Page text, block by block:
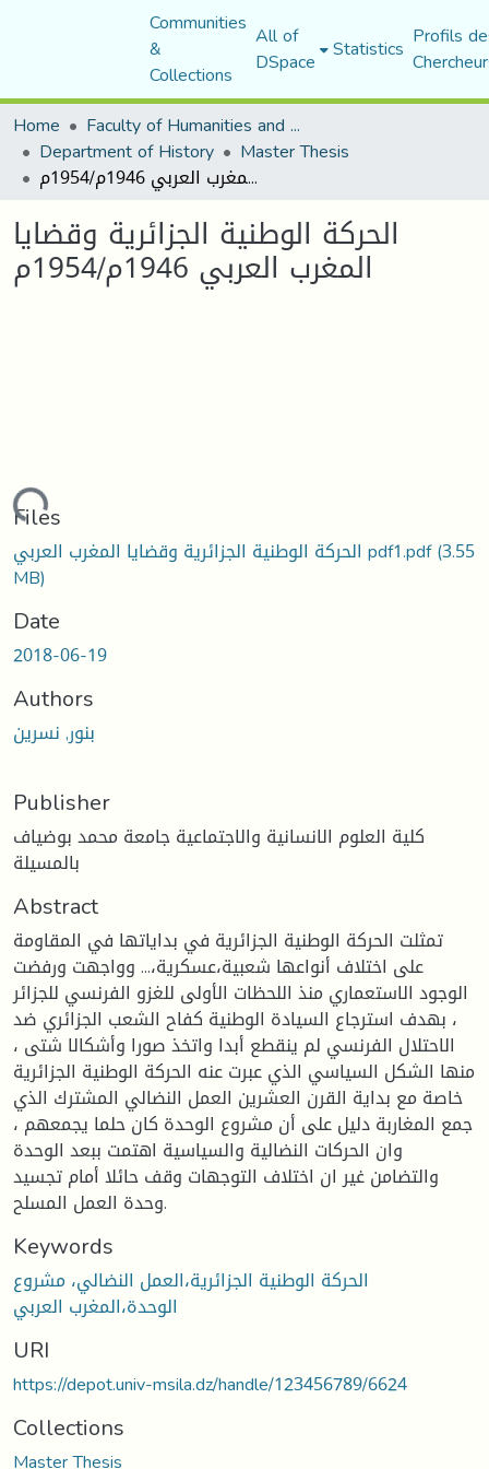
Communities
&
Collections
All of
DSpace Statistics Profils
Home
Faculty of Humanities and Social Sciences
Department of History Master Thesis
الحركة الوطنية الجزائرية وقضايا المغرب العربي 1946م/1954م
الحركة الوطنية الجزائرية وقضايا
المغرب العربي 1946م/1954م
Files
الحركة الوطنية الجزائرية وقضايا المغرب العربي pdf1.pdf(3.55
MB)
Date
2018-06-19
Authors
بنور, نسرين
Publisher
كلية العلوم الانسانية والاجتماعية جامعة محمد بوضياف
بالمسيلة
Abstract
تمثلت الحركة الوطنية الجزائرية في بداياتها في المقاومة
على اختلاف أنواعها شعبية،عسكرية،... وواجهت ورفضت
الوجود الاستعماري منذ اللحظات الأولى للغزو الفرنسي للجزائر
، بهدف استرجاع السيادة الوطنية كفاح الشعب الجزائري ضد
الاحتلال الفرنسي لم ينقطع أبدا واتخذ صورا وأشكالا شتى ،
منها الشكل السياسي الذي عبرت عنه الحركة الوطنية الجزائرية
خاصة مع بداية القرن العشرين العمل النضالي المشترك الذي
جمع المغاربة دليل على أن مشروع الوحدة كان حلما يجمعهم ،
وان الحركات النضالية والسياسية اهتمت ببعد الوحدة
والتضامن غير ان اختلاف التوجهات وقف حائلا أمام تجسيد
وحدة العمل المسلح.
Keywords
الحركة الوطنية الجزائرية،العمل النضالي، مشروع
الوحدة،المغرب العربي
URI
https://depot.univ-msila.dz/handle/123456789/6624
Collections
Master Thesis